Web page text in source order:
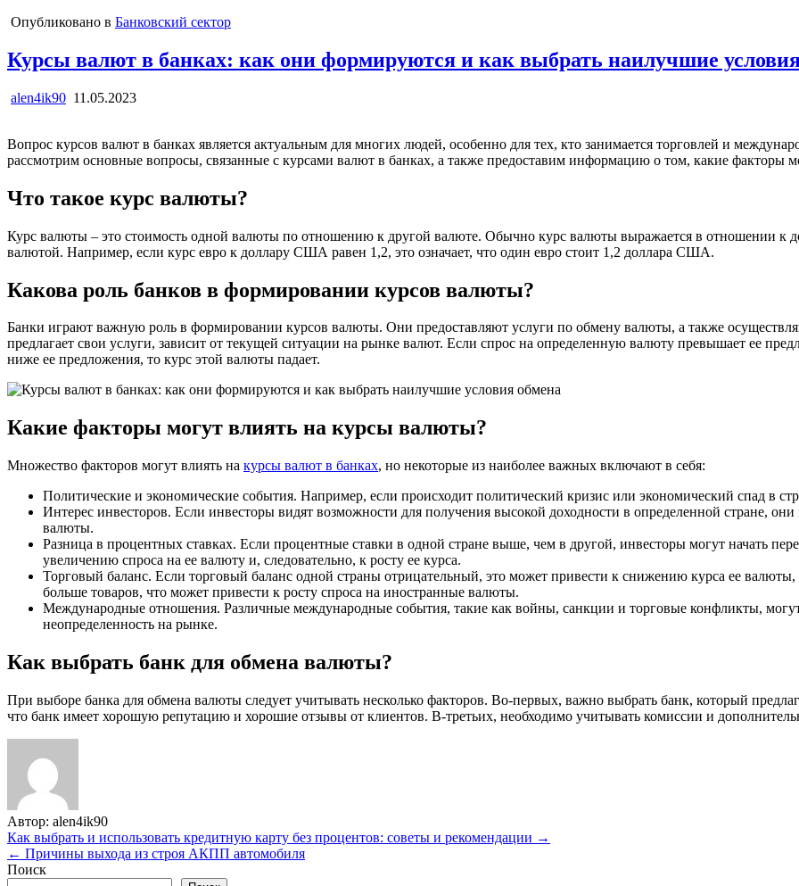
Опубликовано в Банковский сектор
Курсы валют в банках: как они формируются и как выбрать наилучшие
alen4ik90 11.05.2023
Вопрос курсов валют в банках является актуальным для многих людей, особенно для тех, кто занимается торговлей и
рассмотрим основные вопросы, связанные с курсами валют в банках, а также предоставим информацию о том, какие факторы
Что такое курс валюты?
Курс валюты – это стоимость одной валюты по отношению к другой валюте. Обычно курс валюты выражается в отношении к
валютой. Например, если курс евро к доллару США равен 1,2, это означает, что один евро стоит 1,2 доллара США.
Какова роль банков в формировании курсов валюты?
Банки играют важную роль в формировании курсов валюты. Они предоставляют услуги по обмену валюты, а также
предлагает свои услуги, зависит от текущей ситуации на рынке валют. Если спрос на определенную валюту превышает ее
ниже ее предложения, то курс этой валюты падает.
Какие факторы могут влиять на курсы валюты?
Множество факторов могут влиять на курсы валют в банках, но некоторые из наиболее важных включают в себя:
Политические и экономические события. Например, если происходит политический кризис или экономический спад в
Интерес инвесторов. Если инвесторы видят возможности для получения высокой доходности в определенной стране, они
валюты.
Разница в процентных ставках. Если процентные ставки в одной стране выше, чем в другой, инвесторы могут начать
увеличению спроса на ее валюту и, следовательно, к росту ее курса.
Торговый баланс. Если торговый баланс одной страны отрицательный, это может привести к снижению курса ее валюты,
больше товаров, что может привести к росту спроса на иностранные валюты.
Международные отношения. Различные международные события, такие как войны, санкции и торговые конфликты, могут
неопределенность на рынке.
Как выбрать банк для обмена валюты?
При выборе банка для обмена валюты следует учитывать несколько факторов. Во-первых, важно выбрать банк, который
что банк имеет хорошую репутацию и хорошие отзывы от клиентов. В-третьих, необходимо учитывать комиссии и
Автор: alen4ik90
Навигация
по
Как выбрать и использовать кредитную карту без процентов: советы и рекомендации →
← Причины выхода из строя АКПП автомобиля
Поиск